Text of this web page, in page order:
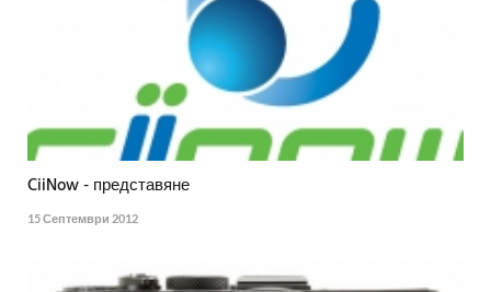
CiiNow - представяне
15 Септември 2012